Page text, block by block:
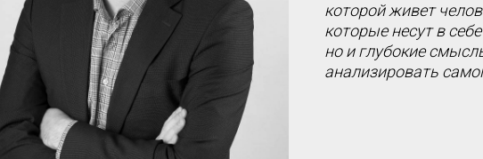
которой живет
которые несут в
но и глубокие
анализировать